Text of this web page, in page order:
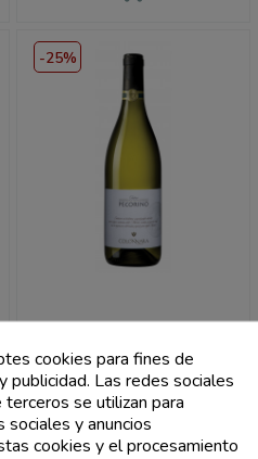
Falerio Pecorino Doc 2020 -
Colonnara
Precio
9,00 €
base
12,00 €
-25%
cookies para fines de
publicidad. Las redes sociales
se utilizan para
y anuncios
cookies y el procesamiento